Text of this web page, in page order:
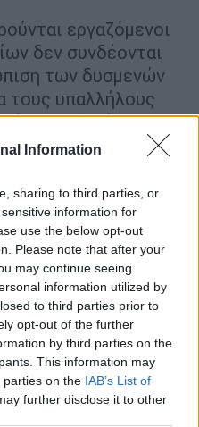
Information
sharing to third parties, or
information for
use the below opt-out
Please note that after your
may continue seeing
information utilized by
to third parties prior to
opt-out of the further
by third parties on the
This information may
parties on the IAB’s List of
further disclose it to other
εργαζόμενοι
δεν συνδέονται
των δυσμενών
τους υπαλλήλους
οδηγίες για
είναι οι
τομέα
γίνεται σε
όπου αυτό
ο εκπρόσωπος
Σώματος,
σε έκτακτη